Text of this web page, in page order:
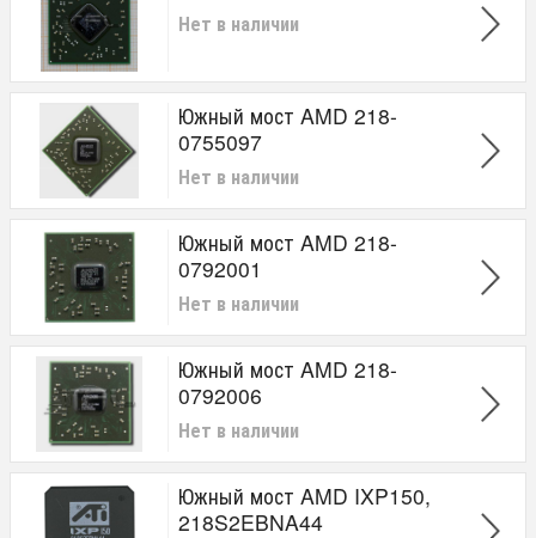
Нет в наличии
Южный мост AMD 218-
0755097
Нет в наличии
Южный мост AMD 218-
0792001
Нет в наличии
Южный мост AMD 218-
0792006
Нет в наличии
Южный мост AMD IXP150,
218S2EBNA44